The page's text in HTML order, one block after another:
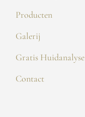
Producten
Galerij
Gratis Huidanalyse
Contact